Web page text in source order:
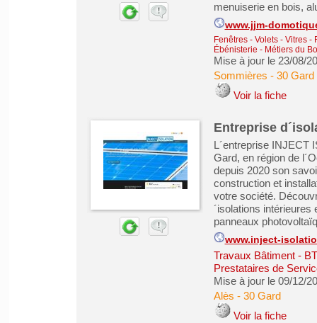
menuiserie en bois,
www.jjm-
Fenêtres - Volets - Vitres -
Ébénisterie - Métiers du
Mise à jour le 23/08/
Sommières - 30 Gard
Voir la fiche
Entreprise
L´entreprise INJECT
Gard, en région de
depuis 2020 son
construction et
votre société.
´isolations
panneaux
www.inject-
Travaux Bâtiment -
Prestataires de
Mise à jour le 09/12/
Alès - 30 Gard
Voir la fiche